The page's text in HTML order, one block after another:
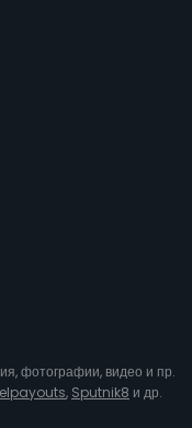
фотографии, видео и пр.
, Sputnik8 и др.